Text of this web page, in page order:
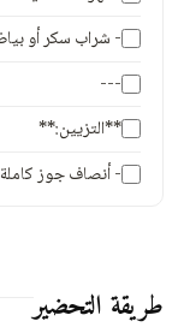
- شراب سكر أو
---
**التزيين:**
- أنصاف جوز كاملة
طريقة التحضير